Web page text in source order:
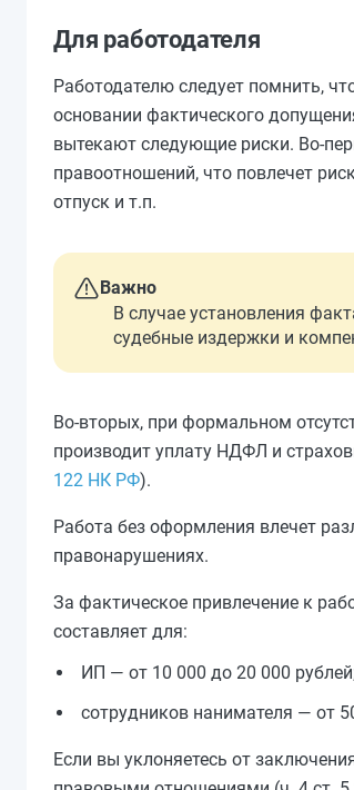
Для работодателя
Работодателю следует помнить,
основании фактического
вытекают следующие риски. Во-
правоотношений, что повлечет
отпуск и т.п.
Важно
В случае установления
судебные издержки и
Во-вторых, при формальном
производит уплату НДФЛ и
122 НК РФ).
Работа без оформления влечет
правонарушениях.
За фактическое привлечение к
составляет для:
ИП — от 10 000 до 20 000
сотрудников нанимателя — от
Если вы уклоняетесь от